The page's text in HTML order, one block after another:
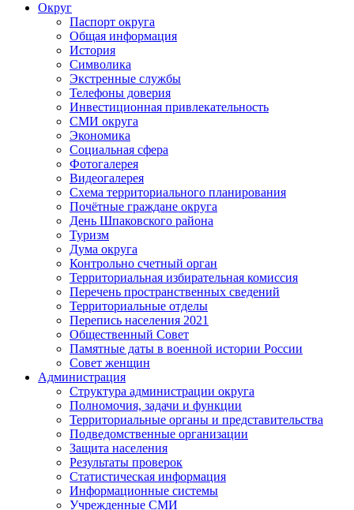
Округ
Паспорт округа
Общая информация
История
Символика
Экстренные службы
Телефоны доверия
Инвестиционная привлекательность
СМИ округа
Экономика
Социальная сфера
Фотогалерея
Видеогалерея
Схема территориального планирования
Почётные граждане округа
День Шпаковского района
Туризм
Дума округа
Контрольно счетный орган
Территориальная избирательная комиссия
Перечень пространственных сведений
Территориальные отделы
Перепись населения 2021
Общественный Совет
Памятные даты в военной истории России
Совет женщин
Администрация
Структура администрации округа
Полномочия, задачи и функции
Территориальные органы и представительства
Подведомственные организации
Защита населения
Результаты проверок
Статистическая информация
Информационные системы
Учрежденные СМИ